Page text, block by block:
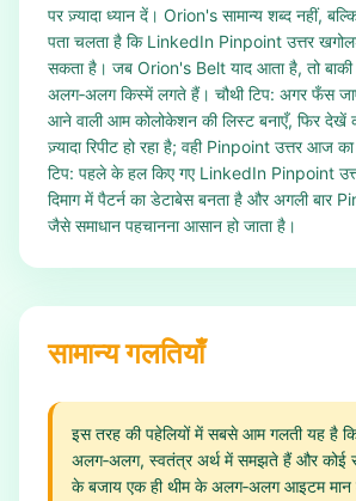
पर ज़्यादा ध्यान दें। Orion's सामान्य शब्द नहीं,
पता चलता है कि LinkedIn Pinpoint उत्तर
सकता है। जब Orion's Belt याद आता है, तो
अलग‑अलग किस्में लगते हैं। चौथी टिप: अगर फँस
आने वाली आम कोलोकेशन की लिस्ट बनाएँ, फिर देखें
ज़्यादा रिपीट हो रहा है; वही Pinpoint उत्तर आज का
टिप: पहले के हल किए गए LinkedIn Pinpoint
दिमाग में पैटर्न का डेटाबेस बनता है और अगली बार
जैसे समाधान पहचानना आसान हो जाता है।
सामान्य गलतियाँ
इस तरह की पहेलियों में सबसे आम गलती यह है
अलग‑अलग, स्वतंत्र अर्थ में समझते हैं और कोई
के बजाय एक ही थीम के अलग‑अलग आइटम